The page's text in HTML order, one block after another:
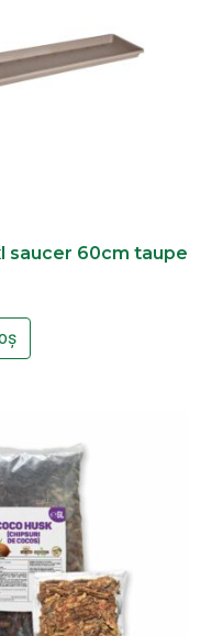
saucer 60cm taupe